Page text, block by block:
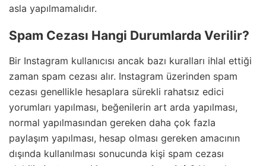
asla yapılmamalıdır.
Spam Cezası Hangi Durumlarda Verilir?
Bir Instagram kullanıcısı ancak bazı kuralları ihlal ettiği
zaman spam cezası alır. Instagram üzerinden spam
cezası genellikle hesaplara sürekli rahatsız edici
yorumları yapılması, beğenilerin art arda yapılması,
normal yapılmasından gereken daha çok fazla
paylaşım yapılması, hesap olması gereken amacının
dışında kullanılması sonucunda kişi spam cezası